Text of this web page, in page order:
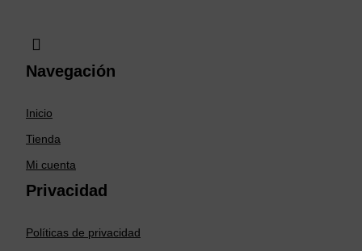
Navegación
Inicio
Tienda
Mi cuenta
Privacidad
Políticas de privacidad